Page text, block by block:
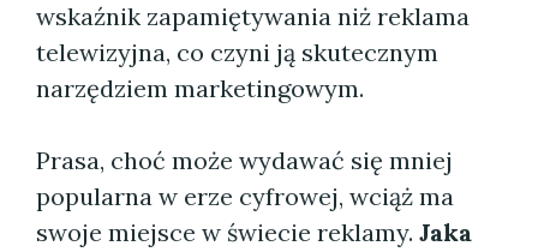
wskaźnik zapamiętywania niż reklama
telewizyjna, co czyni ją skutecznym
narzędziem marketingowym.
Prasa, choć może wydawać się mniej
popularna w erze cyfrowej, wciąż ma
swoje miejsce w świecie reklamy. Jaka